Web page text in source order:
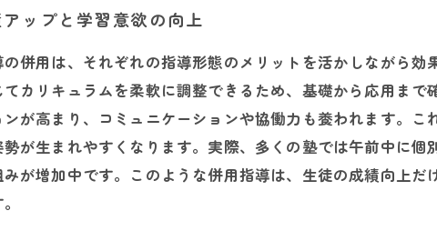
ップと学習意欲の向上
併用は、それぞれの指導形態のメリットを活かしながら
カリキュラムを柔軟に調整できるため、基礎から応用ま
が高まり、コミュニケーションや協働力も養われます。
が生まれやすくなります。実際、多くの塾では午前中に
が増加中です。このような併用指導は、生徒の成績向上